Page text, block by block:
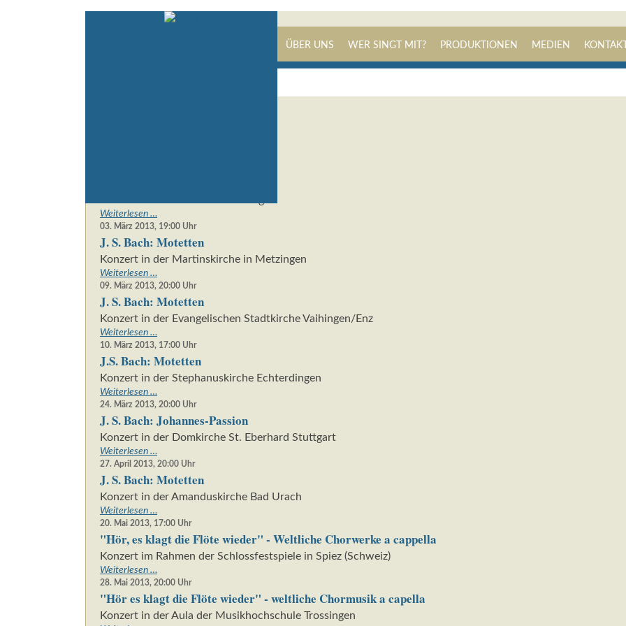
ÜBER UNS WER SINGT MIT? PRODUKTIONEN MEDIEN
Weiterlesen …
Holst:
Die
03. März 2013, 19:00 Uhr
J. S. Bach: Motetten
Konzert in der Martinskirche in Metzingen
Weiterlesen …
S.
Bach:
09. März 2013, 20:00 Uhr
J. S. Bach: Motetten
Konzert in der Evangelischen Stadtkirche Vaihingen/Enz
Weiterlesen …
S.
Bach:
10. März 2013, 17:00 Uhr
J.S. Bach: Motetten
Konzert in der Stephanuskirche Echterdingen
Weiterlesen …
Bach:
Motetten
24. März 2013, 20:00 Uhr
J. S. Bach: Johannes-Passion
Konzert in der Domkirche St. Eberhard Stuttgart
Weiterlesen …J.
S.
Bach:
Johannes-
Passion
27. April 2013, 20:00 Uhr
J. S. Bach: Motetten
Konzert in der Amanduskirche Bad Urach
Weiterlesen …J.
S.
Bach:
Motetten
20. Mai 2013, 17:00 Uhr
"Hör, es klagt die Flöte wieder" - Weltliche Chorwerke a cappella
Konzert im Rahmen der Schlossfestspiele in Spiez (Schweiz)
Weiterlesen …"Hör,
es
klagt
die
28. Mai 2013, 20:00 Uhr
"Hör es klagt die Flöte wieder" - weltliche Chormusik a capella
Konzert in der Aula der Musikhochschule Trossingen